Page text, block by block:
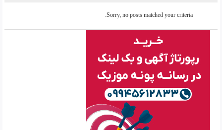
Sorry, no posts matched your criteria.